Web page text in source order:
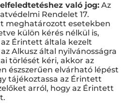
való jog: Az
Rendelet 17.
meghatározott esetekben
külön kérés nélkül is,
Érintett általa kezelt
Alkusz által nyilvánosságra
törlését kéri, akkor az
észszerűen elvárható lépést
tájékoztassa az Érintett
arról, hogy az Érintett